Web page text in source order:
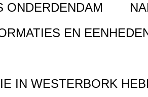
ONDERDENDAM
EN
IN WESTERBORK